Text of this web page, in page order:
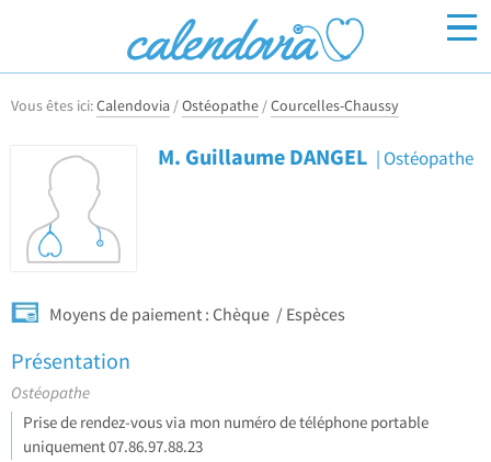
Inscrivez-vous Connexion
Vous êtes ici:Calendovia/Ostéopathe/Courcelles-Chaussy
M. Guillaume DANGEL Ostéopathe
Moyens de paiement : Chèque Espèces
Présentation
Ostéopathe
Prise de rendez-vous via mon numéro de téléphone portable
uniquement 07.86.97.88.23